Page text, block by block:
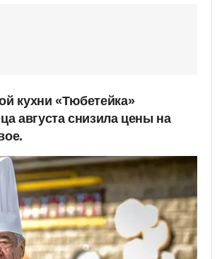
кухни «Тюбетейка»
августа снизила цены на